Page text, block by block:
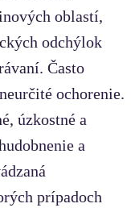
oblastí,
odchýlok
Často
ochorenie.
úzkostné a
a
prípadoch